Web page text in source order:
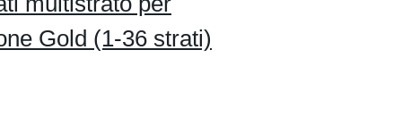
Gold (1-36 strati)